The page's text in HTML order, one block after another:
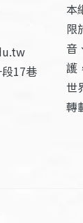
17巷
本
限
音
護
世
轉